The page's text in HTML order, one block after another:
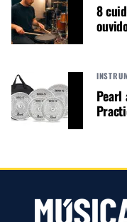
8
Pearl